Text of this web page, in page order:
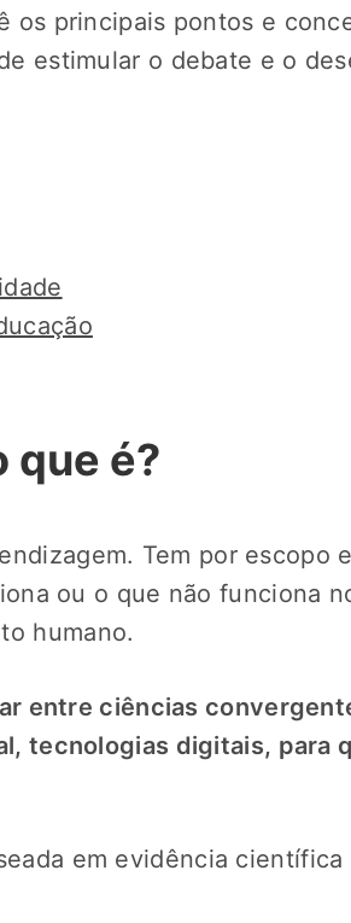
os principais pontos e
estimular o debate e o
que é?
Tem por escopo
ou o que não funciona
humano.
entre ciências
tecnologias digitais, para
em evidência científica